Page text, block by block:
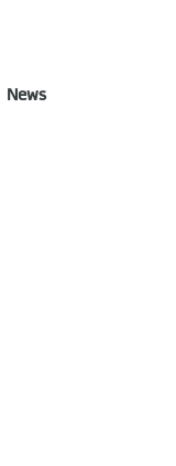
News